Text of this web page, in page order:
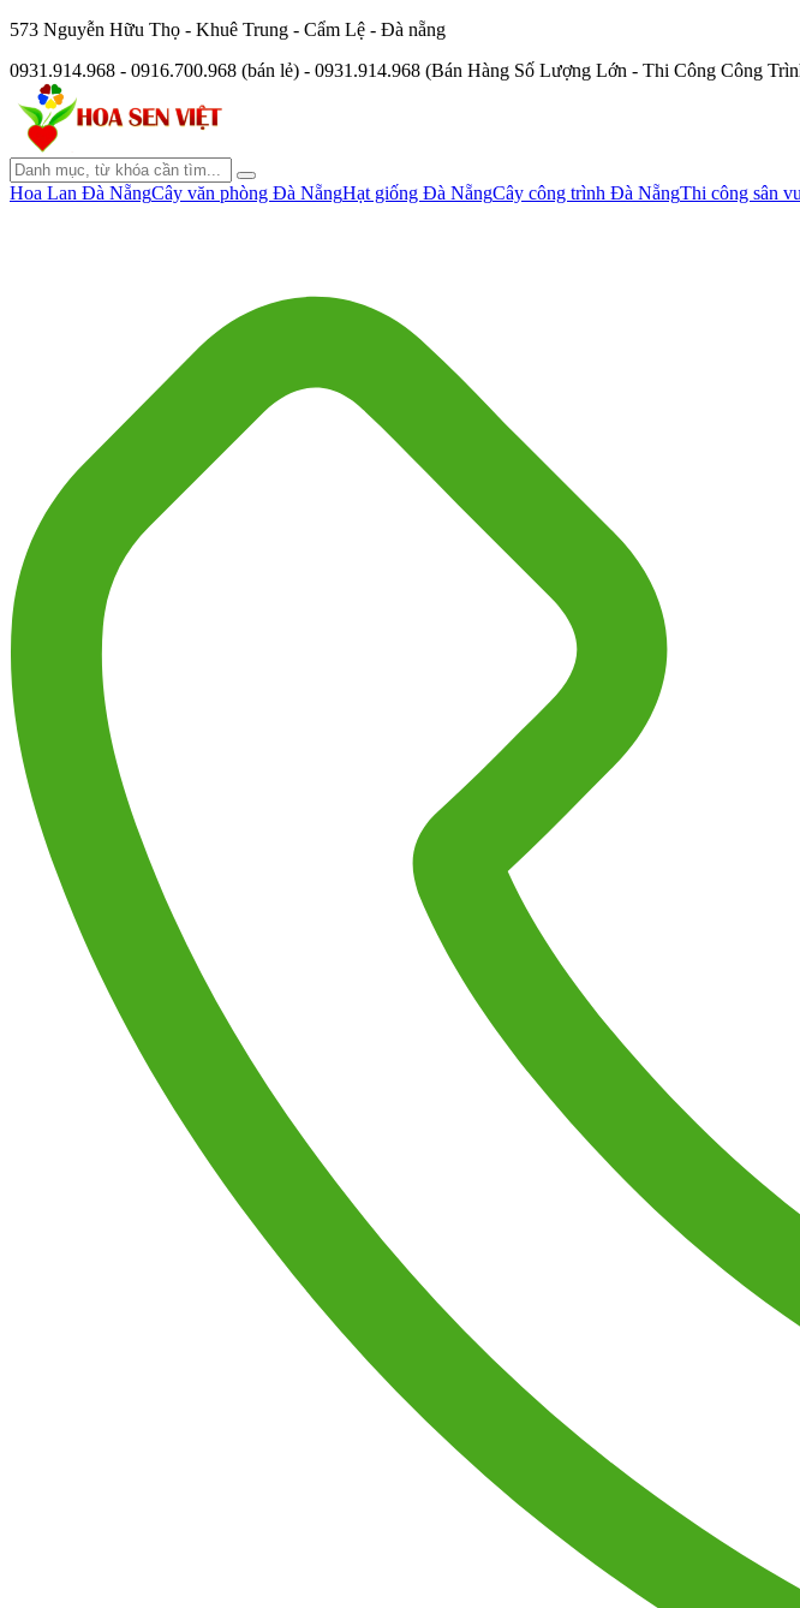
573 Nguyễn Hữu Thọ - Khuê Trung - Cẩm Lệ - Đà nẵng
0931.914.968 - 0916.700.968 (bán lẻ) - 0931.914.968 (Bán Hàng Số Lượng Lớn - Thi Công Công
Hoa Lan Đà NẵngCây văn phòng Đà NẵngHạt giống Đà NẵngCây công trình Đà NẵngThi công sân